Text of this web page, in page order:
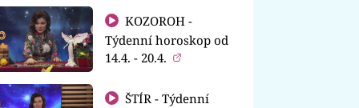
KOZOROH -
Týdenní horoskop od
14.4. - 20.4.
ŠTÍR - Týdenní